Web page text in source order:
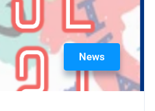
News